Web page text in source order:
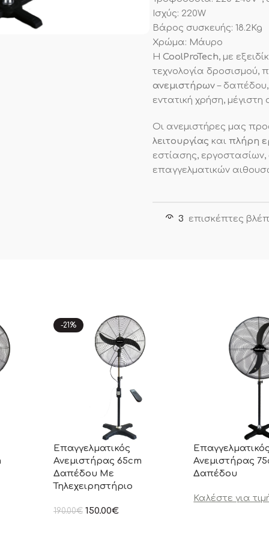
Ισχύς: 220W
Βάρος συσκευής: 18.2Kg
Χρώμα: Μάυρο
Η CoolProTech, με
τεχνολογία δροσισμού,
ανεμιστήρων– δαπέδου,
εντατική χρήση,
Οι ανεμιστήρες μας
λειτουργίας και πλήρη
εστίασης,
επαγγελματικών
3 επισκέπτες
-21%
Επαγγελματικός
Ανεμιστήρας 65cm
Δαπέδου Με
Τηλεχειρηστήριο
190.00€ 150.00€
Επαγγελματικός
Ανεμιστήρας
Δαπέδου
Καλέστε για